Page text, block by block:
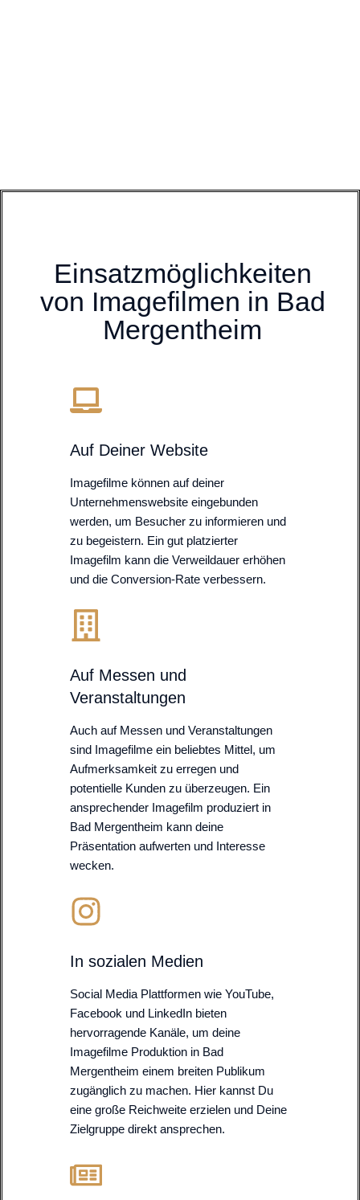
Einsatzmöglichkeiten
von Imagefilmen in Bad
Mergentheim
Auf Deiner Website
Imagefilme können auf deiner
Unternehmenswebsite eingebunden
werden, um Besucher zu informieren und
zu begeistern. Ein gut platzierter
Imagefilm kann die Verweildauer erhöhen
und die Conversion-Rate verbessern.
Auf Messen und
Veranstaltungen
Auch auf Messen und Veranstaltungen
sind Imagefilme ein beliebtes Mittel, um
Aufmerksamkeit zu erregen und
potentielle Kunden zu überzeugen. Ein
ansprechender Imagefilm produziert in
Bad Mergentheim kann deine
Präsentation aufwerten und Interesse
wecken.
In sozialen Medien
Social Media Plattformen wie YouTube,
Facebook und LinkedIn bieten
hervorragende Kanäle, um deine
Imagefilme Produktion in Bad
Mergentheim einem breiten Publikum
zugänglich zu machen. Hier kannst Du
eine große Reichweite erzielen und Deine
Zielgruppe direkt ansprechen.